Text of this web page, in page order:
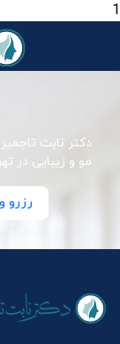
1
دکتر نابت
مو و زیبایی در
رزرو